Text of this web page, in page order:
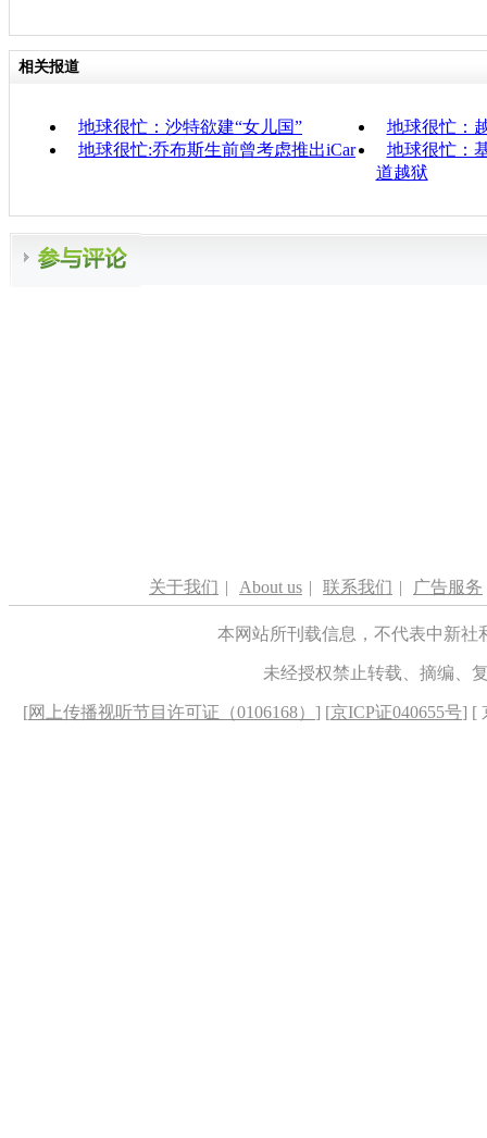
相关报道
地球很忙：沙特欲建“女儿国”
地球很忙：
地球很忙:乔布斯生前曾考虑推出iCar
地球很忙：
道越狱
关于我们 | About us | 联系我们 | 广告服务
本网站所刊载信息，不代表中新
未经授权禁止转载、摘编、
[网上传播视听节目许可证（0106168） ] [京ICP证040655号] [